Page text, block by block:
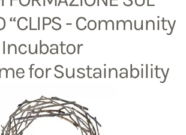
“CLIPS - Community
for Sustainability